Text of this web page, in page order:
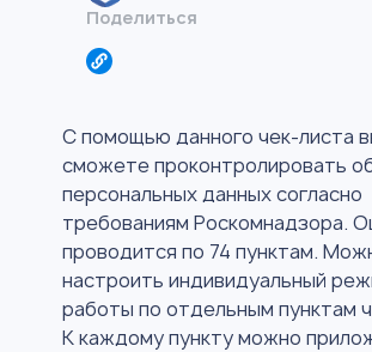
Поделиться
С помощью данного чек-листа
сможете проконтролировать
персональных данных согласно
требованиям Роскомнадзора.
проводится по 74 пунктам.
настроить индивидуальный
работы по отдельным пунктам
К каждому пункту можно